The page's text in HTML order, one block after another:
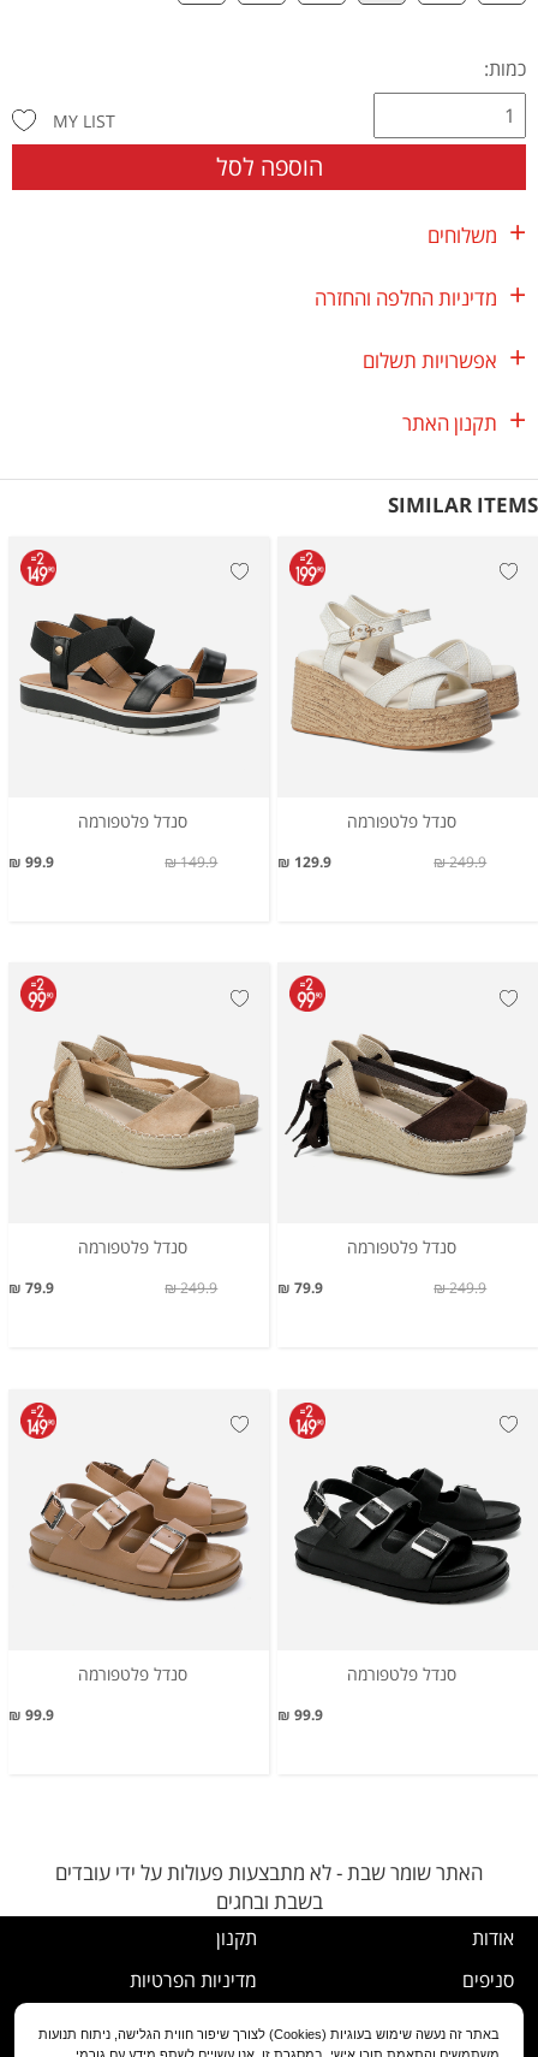
כמות:
הוספה לסל
MY LIST
משלוחים
מדיניות החלפה והחזרה
אפשרויות תשלום
תקנון האתר
SIMILAR ITEMS
סנדל פלטפורמה
129.9 ₪ 249.9 ₪
סנדל פלטפורמה
99.9 ₪ 149.9 ₪
סנדל פלטפורמה
79.9 ₪ 249.9 ₪
סנדל פלטפורמה
79.9 ₪ 249.9 ₪
סנדל פלטפורמה
99.9 ₪
סנדל פלטפורמה
99.9 ₪
האתר שומר שבת - לא מתבצעות פעולות על ידי עובדים
בשבת ובחגים
אודות
סניפים
תקנון
מדיניות הפרטיות
נוהל ביטול עסקה
באתר זה נעשה שימוש בעוגיות (Cookies) לצורך שיפור חווית הגלישה, ניתוח תנועות